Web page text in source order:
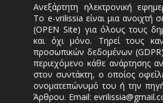
Ανεξάρτητη ηλεκτρονική
Το e-vrilissia είναι μια ανοιχτή
(OPEN Site) για όλους τους
και όχι μόνο. Τηρεί τους
προσωπικών δεδομένων
περιεχόμενο κάθε ανάρτησης
στον συντάκτη, ο οποίος
ονοματεπώνυμό του ή την
Άρθρου. Email: